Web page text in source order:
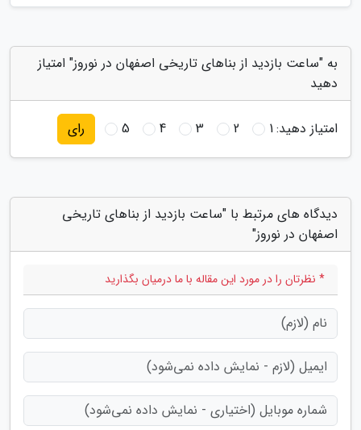
به "ساعت بازدید از بناهای تاریخی اصفهان در نوروز" امتیاز
دهید
امتیاز دهید:1
2
3
4
5 رای
دیدگاه های مرتبط با "ساعت بازدید از بناهای تاریخی
اصفهان در نوروز"
* نظرتان را در مورد این مقاله با ما درمیان بگذارید